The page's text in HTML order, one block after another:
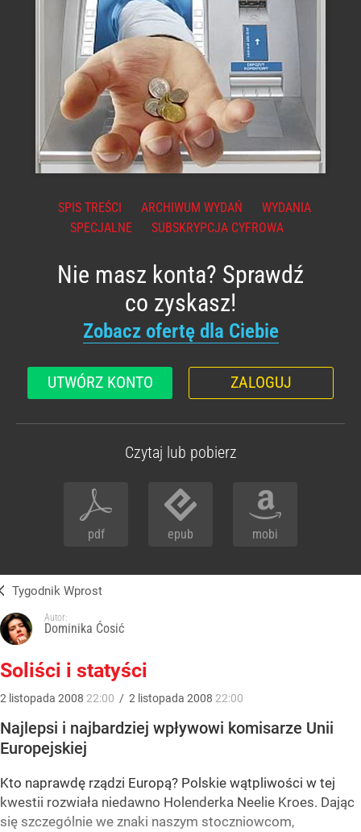
SPIS TREŚCI ARCHIWUM WYDAŃ
WYDANIA
SPECJALNE
SUBSKRYPCJA CYFROWA
Nie masz konta? Sprawdź
co zyskasz!
Zobacz ofertę dla Ciebie
UTWÓRZ KONTO ZALOGUJ
Czytaj lub pobierz
pdf epub mobi
Tygodnik Wprost
Autor:
Dominika Ćosić
Soliści i statyści
2 listopada 2008 22:00 / 2 listopada 2008 22:00
Najlepsi i najbardziej wpływowi komisarze Unii
Europejskiej
Kto naprawdę rządzi Europą? Polskie wątpliwości w tej
kwestii rozwiała niedawno Holenderka Neelie Kroes. Dając
się szczególnie we znaki naszym stoczniowcom,